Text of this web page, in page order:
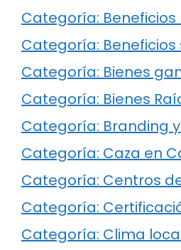
Categoría:
Categoría: Beneficios
Categoría: Bienes
Categoría: Bienes
Categoría: Branding
Categoría: Caza en
Categoría: Centros
Categoría:
Categoría: Clima